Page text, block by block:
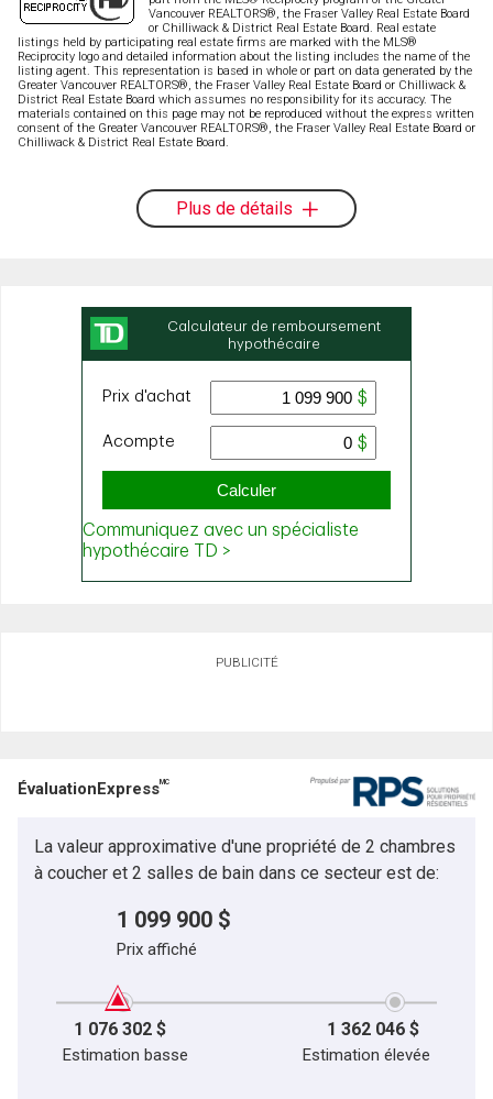
Vancouver REALTORS®, the Fraser Valley Real Estate Board
or Chilliwack & District Real Estate Board. Real estate
listings held by participating real estate firms are marked with the MLS®
Reciprocity logo and detailed information about the listing includes the name of the
listing agent. This representation is based in whole or part on data generated by the
Greater Vancouver REALTORS®, the Fraser Valley Real Estate Board or Chilliwack &
District Real Estate Board which assumes no responsibility for its accuracy. The
materials contained on this page may not be reproduced without the express written
consent of the Greater Vancouver REALTORS®, the Fraser Valley Real Estate Board or
Chilliwack & District Real Estate Board.
Plus de détails
PUBLICITÉ
ÉvaluationExpressMC
La valeur approximative d'une propriété de 2 chambres
à coucher et 2 salles de bain dans ce secteur est de:
1 099 900 $
Prix affiché
1 076 302 $ 1 362 046 $
Estimation basse Estimation élevée